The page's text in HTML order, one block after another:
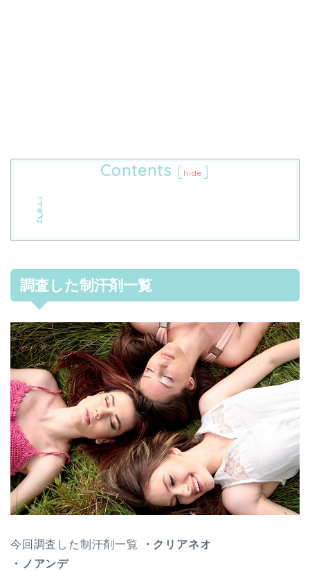
Contents [hide ]
調査した制汗剤一覧
今回調査した制汗剤一覧
・クリアネオ
・ノアンデ